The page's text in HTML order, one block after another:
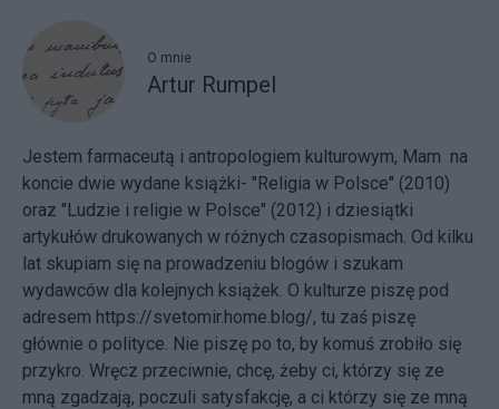
O mnie
Artur Rumpel
Jestem farmaceutą i antropologiem kulturowym, Mam na
koncie dwie wydane książki- "Religia w Polsce" (2010)
oraz "Ludzie i religie w Polsce" (2012) i dziesiątki
artykułów drukowanych w różnych czasopismach. Od kilku
lat skupiam się na prowadzeniu blogów i szukam
wydawców dla kolejnych książek. O kulturze piszę pod
adresem https://svetomir.home.blog/, tu zaś piszę
głównie o polityce. Nie piszę po to, by komuś zrobiło się
przykro. Wręcz przeciwnie, chcę, żeby ci, którzy się ze
mną zgadzają, poczuli satysfakcję, a ci którzy się ze mną